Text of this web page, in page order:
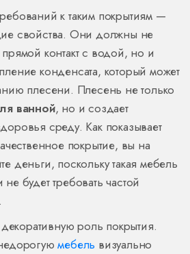
к таким покрытиям —
свойства. Они должны не
контакт с водой, но и
конденсата, который может
плесени. Плесень не только
ванной, но и создает
среду. Как показывает
покрытие, вы на
деньги, поскольку такая мебель
будет требовать частой
декоративную роль покрытия.
мебель визуально